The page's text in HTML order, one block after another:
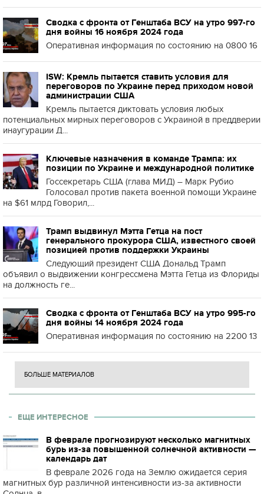
Сводка с фронта от Генштаба ВСУ на утро 997-го
дня войны 16 ноября 2024 года
Оперативная информация по состоянию на 0800 16
ISW: Кремль пытается ставить условия для
переговоров по Украине перед приходом новой
администрации США
Кремль пытается диктовать условия любых
потенциальных мирных переговоров с Украиной в преддверии
инаугурации Д...
Ключевые назначения в команде Трампа: их
позиции по Украине и международной политике
Госсекретарь США (глава МИД) – Марк Рубио
Голосовал против пакета военной помощи Украине
на $61 млрд Говорил,...
Трамп выдвинул Мэтта Гетца на пост
генерального прокурора США, известного своей
позицией против поддержки Украины
Следующий президент США Дональд Трамп
объявил о выдвижении конгрессмена Мэтта Гетца из Флориды
на должность ге...
Сводка с фронта от Генштаба ВСУ на утро 995-го
дня войны 14 ноября 2024 года
Оперативная информация по состоянию на 2200 13
БОЛЬШЕ МАТЕРИАЛОВ
ЕЩЕ ИНТЕРЕСНОЕ
В феврале прогнозируют несколько магнитных
бурь из-за повышенной солнечной активности —
календарь дат
В феврале 2026 года на Землю ожидается серия
магнитных бур различной интенсивности из-за активности